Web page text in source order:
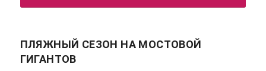
ПЛЯЖНЫЙ СЕЗОН НА МОСТОВОЙ
ГИГАНТОВ